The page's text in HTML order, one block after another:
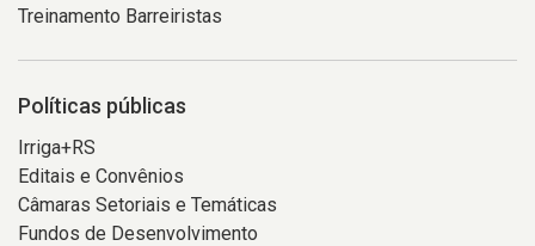
Treinamento Barreiristas
Políticas públicas
Irriga+RS
Editais e Convênios
Câmaras Setoriais e Temáticas
Fundos de Desenvolvimento